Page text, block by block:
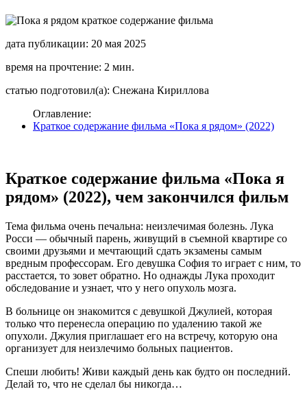
дата публикации: 20 мая 2025
время на прочтение: 2 мин.
статью подготовил(а): Снежана Кириллова
Оглавление:
Краткое содержание фильма «Пока я рядом» (2022)
Краткое содержание фильма «Пока я
рядом» (2022), чем закончился фильм
Тема фильма очень печальна: неизлечимая болезнь. Лука
Росси — обычный парень, живущий в съемной квартире со
своими друзьями и мечтающий сдать экзамены самым
вредным профессорам. Его девушка София то играет с ним, то
расстается, то зовет обратно. Но однажды Лука проходит
обследование и узнает, что у него опухоль мозга.
В больнице он знакомится с девушкой Джулией, которая
только что перенесла операцию по удалению такой же
опухоли. Джулия приглашает его на встречу, которую она
организует для неизлечимо больных пациентов.
Спеши любить! Живи каждый день как будто он последний.
Делай то, что не сделал бы никогда…